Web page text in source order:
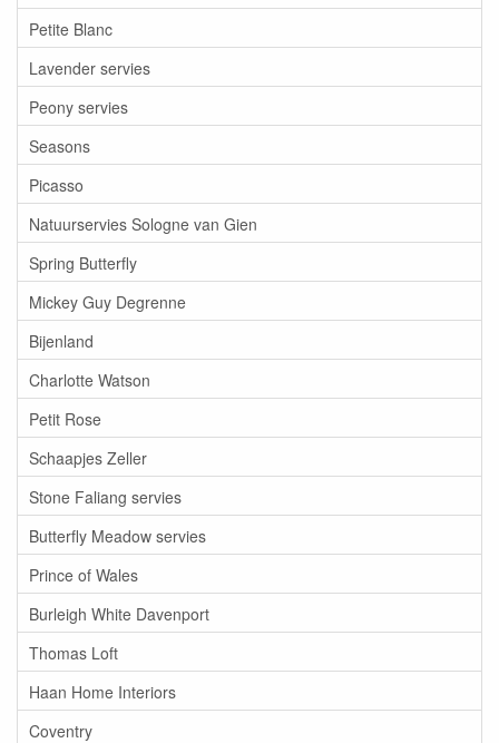
Petite Blanc
Lavender servies
Peony servies
Seasons
Picasso
Natuurservies Sologne van Gien
Spring Butterfly
Mickey Guy Degrenne
Bijenland
Charlotte Watson
Petit Rose
Schaapjes Zeller
Stone Faliang servies
Butterfly Meadow servies
Prince of Wales
Burleigh White Davenport
Thomas Loft
Haan Home Interiors
Coventry